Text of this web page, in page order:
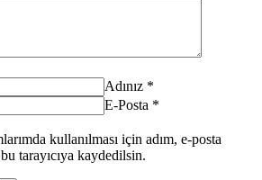
Adınız *
E-Posta *
kullanılması için adım, e-posta
tarayıcıya kaydedilsin.